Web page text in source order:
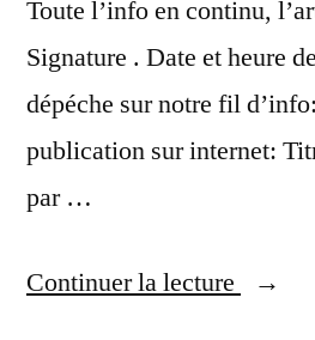
Toute l’info en continu,
Signature . Date et heure
dépéche sur notre fil
publication sur internet:
par …
Continuer la lecture
«